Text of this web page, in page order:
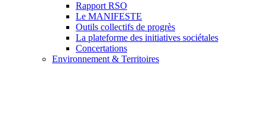
Rapport RSO
Le MANIFESTE
Outils collectifs de progrès
La plateforme des initiatives sociétales
Concertations
Environnement & Territoires